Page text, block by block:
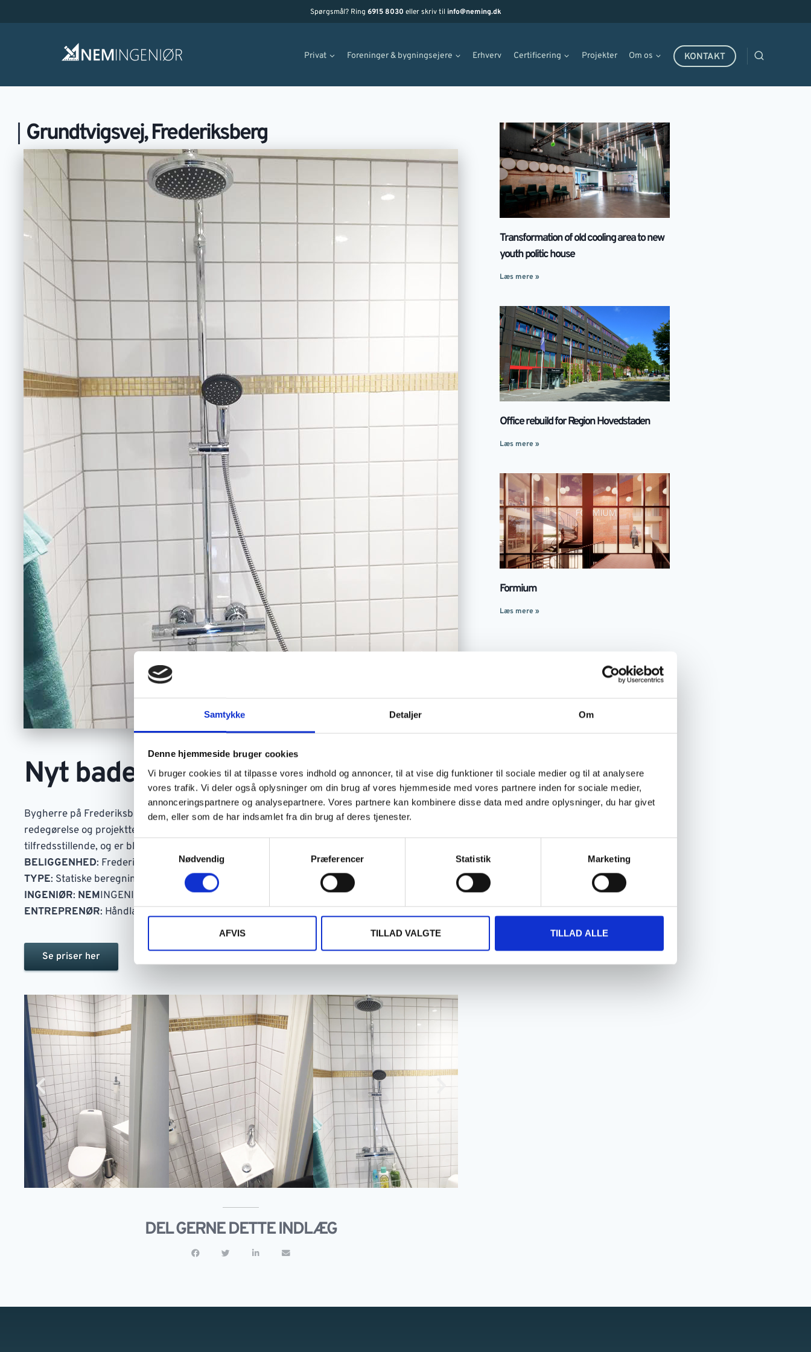
Samtykke Detaljer Om
Denne hjemmeside bruger cookies
Vi bruger cookies til at tilpasse vores indhold og annoncer, til at vise dig funktioner til sociale medier og til at analysere
vores trafik. Vi deler også oplysninger om din brug af vores hjemmeside med vores partnere inden for sociale medier,
annonceringspartnere og analysepartnere. Vores partnere kan kombinere disse data med andre oplysninger, du har givet
dem, eller som de har indsamlet fra din brug af deres tjenester.
Samtykkevalg
Nødvendig
Præferencer Statistik Marketing
AFVIS TILLAD VALGTE TILLAD ALLE
Spørgsmål? Ring 6915 8030 eller skriv til info@neming.dk
Privat Foreninger & bygningsejere Erhverv Certificering Projekter Om os KONTAKT
Grundtvigsvej, Frederiksberg
Nyt badeværelse på Frederiksberg
Bygherre på Frederiksberg har fået et ingeniørprojekt med statiske beregninger, statisk
redegørelse og projekttegninger i forbindelse med sit badeværelse. Resultatet er meget
tilfredsstillende, og er blevet udført af Håndlageren, Klaus Mortensen.
BELIGGENHED: Frederiksberg
TYPE: Statiske beregninger på badeværelse
INGENIØR: NEMINGENIØR
ENTREPRENØR: Håndlageren, Klaus Mortensen
Se priser her
DEL GERNE DETTE INDLÆG
Transformation of old cooling area to new
youth politic house
Læs mere »
Office rebuild for Region Hovedstaden
Læs mere »
Formium
Læs mere »